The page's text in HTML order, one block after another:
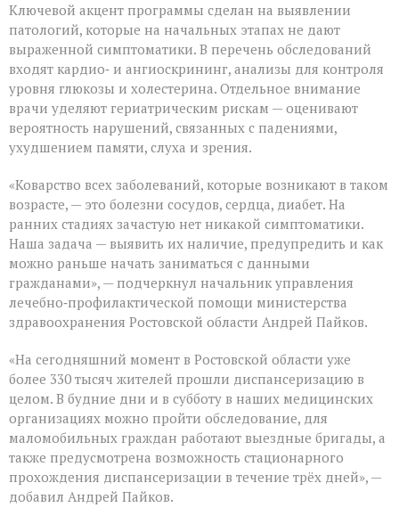
Ключевой акцент программы сделан на выявлении
патологий, которые на начальных этапах не дают
выраженной симптоматики. В перечень обследований
входят кардио‑ и ангиоскрининг, анализы для контроля
уровня глюкозы и холестерина. Отдельное внимание
врачи уделяют гериатрическим рискам — оценивают
вероятность нарушений, связанных с падениями,
ухудшением памяти, слуха и зрения.
«Коварство всех заболеваний, которые возникают в таком
возрасте, — это болезни сосудов, сердца, диабет. На
ранних стадиях зачастую нет никакой симптоматики.
Наша задача — выявить их наличие, предупредить и как
можно раньше начать заниматься с данными
гражданами», — подчеркнул начальник управления
лечебно‑профилактической помощи министерства
здравоохранения Ростовской области Андрей Пайков.
«На сегодняшний момент в Ростовской области уже
более 330 тысяч жителей прошли диспансеризацию в
целом. В будние дни и в субботу в наших медицинских
организациях можно пройти обследование, для
маломобильных граждан работают выездные бригады, а
также предусмотрена возможность стационарного
прохождения диспансеризации в течение трёх дней», —
добавил Андрей Пайков.